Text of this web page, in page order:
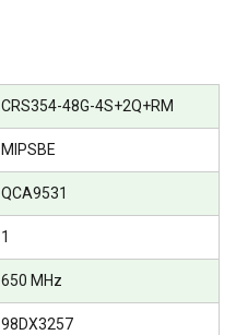
CRS354-48G-4S+2Q+RM
MIPSBE
QCA9531
1
650 MHz
98DX3257